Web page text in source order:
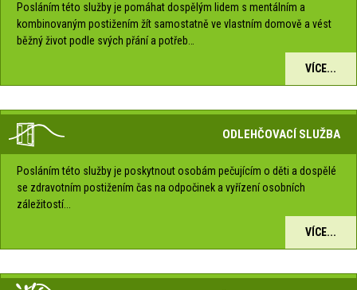
Posláním této služby je pomáhat dospělým lidem s mentálním a
kombinovaným postižením žít samostatně ve vlastním domově a vést
běžný život podle svých přání a potřeb…
VÍCE...
ODLEHČOVACÍ SLUŽBA
Posláním této služby je poskytnout osobám pečujícím o děti a dospělé
se zdravotním postižením čas na odpočinek a vyřízení osobních
záležitostí...
VÍCE...